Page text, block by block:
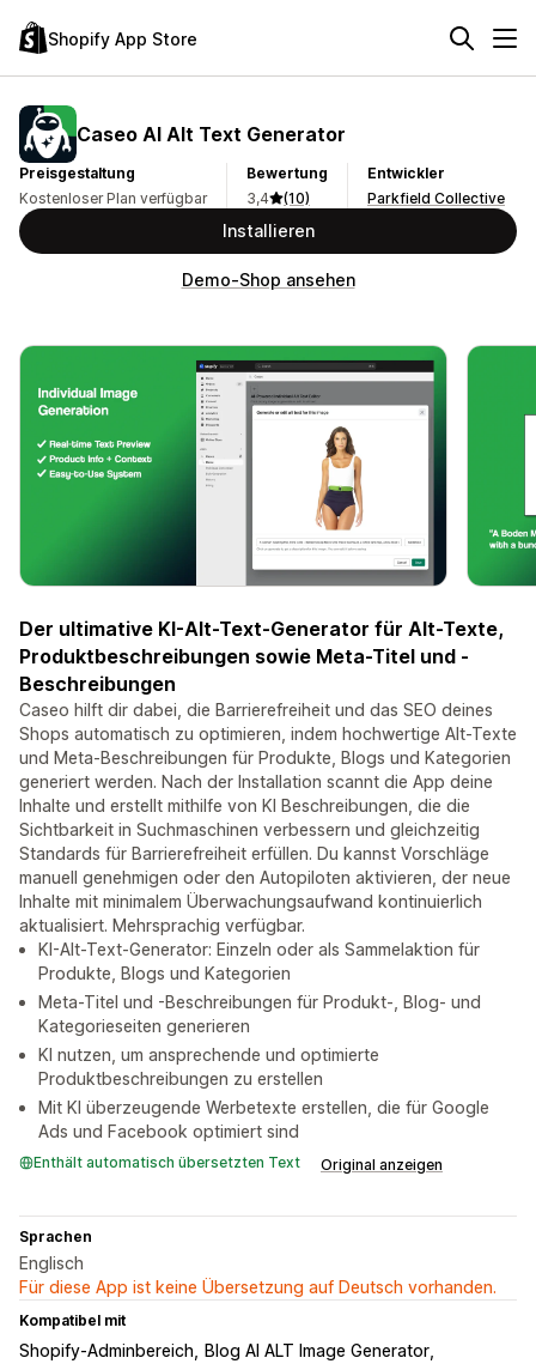
Shopify App Store
Caseo AI Alt Text Generator
Preisgestaltung
Kostenloser Plan verfügbar
Bewertung
3,4
(10)
Entwickler
Parkfield Collective
Installieren
Demo-Shop ansehen
Der ultimative KI-Alt-Text-Generator für Alt-Texte,
Produktbeschreibungen sowie Meta-Titel und -
Beschreibungen
Caseo hilft dir dabei, die Barrierefreiheit und das SEO deines
Shops automatisch zu optimieren, indem hochwertige Alt-Texte
und Meta-Beschreibungen für Produkte, Blogs und Kategorien
generiert werden. Nach der Installation scannt die App deine
Inhalte und erstellt mithilfe von KI Beschreibungen, die die
Sichtbarkeit in Suchmaschinen verbessern und gleichzeitig
Standards für Barrierefreiheit erfüllen. Du kannst Vorschläge
manuell genehmigen oder den Autopiloten aktivieren, der neue
Inhalte mit minimalem Überwachungsaufwand kontinuierlich
aktualisiert. Mehrsprachig verfügbar.
KI-Alt-Text-Generator: Einzeln oder als Sammelaktion für
Produkte, Blogs und Kategorien
Meta-Titel und -Beschreibungen für Produkt-, Blog- und
Kategorieseiten generieren
KI nutzen, um ansprechende und optimierte
Produktbeschreibungen zu erstellen
Mit KI überzeugende Werbetexte erstellen, die für Google
Ads und Facebook optimiert sind
Enthält automatisch übersetzten Text Original anzeigen
Sprachen
Englisch
Für diese App ist keine Übersetzung auf Deutsch vorhanden.
Kompatibel mit
Shopify-Adminbereich
Blog AI ALT Image Generator